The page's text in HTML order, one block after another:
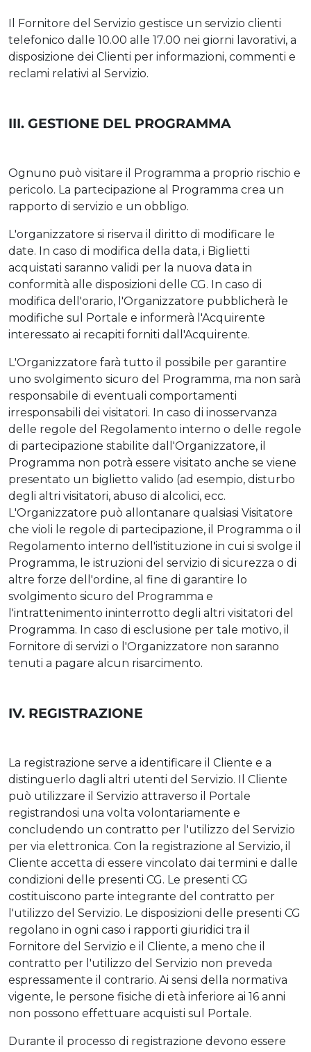
Il Fornitore del Servizio gestisce un servizio clienti
telefonico dalle 10.00 alle 17.00 nei giorni lavorativi, a
disposizione dei Clienti per informazioni, commenti e
reclami relativi al Servizio.
III. GESTIONE DEL PROGRAMMA
Ognuno può visitare il Programma a proprio rischio e
pericolo. La partecipazione al Programma crea un
rapporto di servizio e un obbligo.
L'organizzatore si riserva il diritto di modificare le
date. In caso di modifica della data, i Biglietti
acquistati saranno validi per la nuova data in
conformità alle disposizioni delle CG. In caso di
modifica dell'orario, l'Organizzatore pubblicherà le
modifiche sul Portale e informerà l'Acquirente
interessato ai recapiti forniti dall'Acquirente.
L'Organizzatore farà tutto il possibile per garantire
uno svolgimento sicuro del Programma, ma non sarà
responsabile di eventuali comportamenti
irresponsabili dei visitatori. In caso di inosservanza
delle regole del Regolamento interno o delle regole
di partecipazione stabilite dall'Organizzatore, il
Programma non potrà essere visitato anche se viene
presentato un biglietto valido (ad esempio, disturbo
degli altri visitatori, abuso di alcolici, ecc.
L'Organizzatore può allontanare qualsiasi Visitatore
che violi le regole di partecipazione, il Programma o il
Regolamento interno dell'istituzione in cui si svolge il
Programma, le istruzioni del servizio di sicurezza o di
altre forze dell'ordine, al fine di garantire lo
svolgimento sicuro del Programma e
l'intrattenimento ininterrotto degli altri visitatori del
Programma. In caso di esclusione per tale motivo, il
Fornitore di servizi o l'Organizzatore non saranno
tenuti a pagare alcun risarcimento.
IV. REGISTRAZIONE
La registrazione serve a identificare il Cliente e a
distinguerlo dagli altri utenti del Servizio. Il Cliente
può utilizzare il Servizio attraverso il Portale
registrandosi una volta volontariamente e
concludendo un contratto per l'utilizzo del Servizio
per via elettronica. Con la registrazione al Servizio, il
Cliente accetta di essere vincolato dai termini e dalle
condizioni delle presenti CG. Le presenti CG
costituiscono parte integrante del contratto per
l'utilizzo del Servizio. Le disposizioni delle presenti CG
regolano in ogni caso i rapporti giuridici tra il
Fornitore del Servizio e il Cliente, a meno che il
contratto per l'utilizzo del Servizio non preveda
espressamente il contrario. Ai sensi della normativa
vigente, le persone fisiche di età inferiore ai 16 anni
non possono effettuare acquisti sul Portale.
Durante il processo di registrazione devono essere